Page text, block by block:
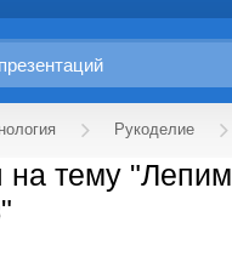
Рукоделие
на тему "Лепим